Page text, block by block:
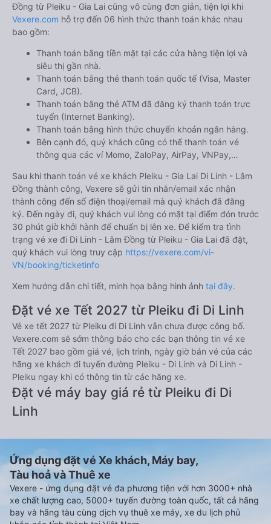
Đồng từ Pleiku - Gia Lai cũng vô cùng đơn giản, tiện lợi khi
Vexere.com hỗ trợ đến 06 hình thức thanh toán khác nhau
bao gồm:
Thanh toán bằng tiền mặt tại các cửa hàng tiện lợi và
siêu thị gần nhà.
Thanh toán bằng thẻ thanh toán quốc tế (Visa, Master
Card, JCB).
Thanh toán bằng thẻ ATM đã đăng ký thanh toán trực
tuyến (Internet Banking).
Thanh toán bằng hình thức chuyển khoản ngân hàng.
Bên cạnh đó, quý khách cũng có thể thanh toán vé
thông qua các ví Momo, ZaloPay, AirPay, VNPay,…
Sau khi thanh toán vé xe khách Pleiku - Gia Lai Di Linh - Lâm
Đồng thành công, Vexere sẽ gửi tin nhắn/email xác nhận
thành công đến số điện thoại/email mà quý khách đã đăng
ký. Đến ngày đi, quý khách vui lòng có mặt tại điểm đón trước
30 phút giờ khởi hành để chuẩn bị lên xe. Để kiểm tra tình
trạng vé xe đi Di Linh - Lâm Đồng từ Pleiku - Gia Lai đã đặt,
quý khách vui lòng truy cập https://vexere.com/vi-
VN/booking/ticketinfo
Xem hướng dẫn chi tiết, minh họa bằng hình ảnh tại đây.
Đặt vé xe Tết 2027 từ Pleiku đi Di Linh
Vé xe tết 2027 từ Pleiku đi Di Linh vẫn chưa được công bố.
Vexere.com sẽ sớm thông báo cho các bạn thông tin vé xe
Tết 2027 bao gồm giá vé, lịch trình, ngày giờ bán vé của các
hãng xe khách đi tuyến đường Pleiku - Di Linh và Di Linh -
Pleiku ngay khi có thông tin từ các hãng xe.
Đặt vé máy bay giá rẻ từ Pleiku đi Di
Linh
Ứng dụng đặt vé Xe khách, Máy bay,
Tàu hoả và Thuê xe
Vexere - ứng dụng đặt vé đa phương tiện với hơn 3000+ nhà
xe chất lượng cao, 5000+ tuyến đường toàn quốc, tất cả hãng
bay và hãng tàu cùng dịch vụ thuê xe máy, xe du lịch phủ